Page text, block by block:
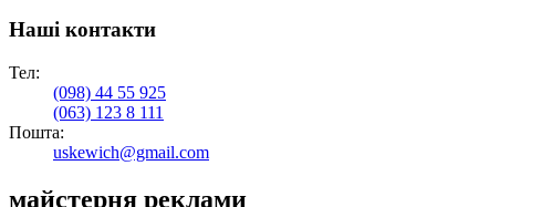
Наші контакти
Тел:
(098) 44 55 925
(063) 123 8 111
Пошта:
uskewich@gmail.com
майстерня реклами